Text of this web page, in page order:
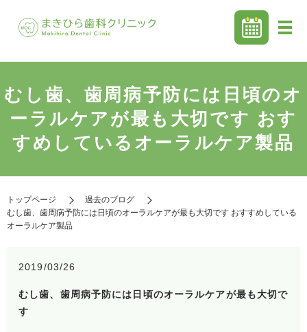
むし歯、歯周病予防には日頃のオ
ーラルケアが最も大切です おす
すめしているオーラルケア製品
トップページ
過去のブログ
むし歯、歯周病予防には日頃のオーラルケアが最も大切です おすすめしている
オーラルケア製品
2019/03/26
むし歯、歯周病予防には日頃のオーラルケアが最も大切で
す